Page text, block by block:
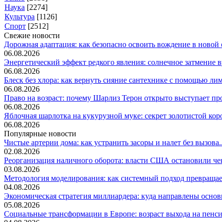
Наука [2274]
Культура [1126]
Спорт [2512]
Свежие новости
Дорожная адаптация: как безопасно освоить вождение в новой
06.08.2026
Энергетический эффект редкого явления: солнечное затмение
06.08.2026
Блеск без хлора: как вернуть сияние сантехнике с помощью
06.08.2026
Право на возраст: почему Шарлиз Терон открыто выступает
06.08.2026
Яблочная шарлотка на кукурузной муке: секрет золотистой
06.08.2026
Популярные новости
Чистые артерии дома: как устранить засоры и налет без
02.08.2026
Реорганизация наличного оборота: власти США остановили
03.08.2026
Методология моделирования: как системный подход
04.08.2026
Экономическая стратегия миллиардера: куда направлены
05.08.2026
Социальные трансформации в Европе: возраст выхода на